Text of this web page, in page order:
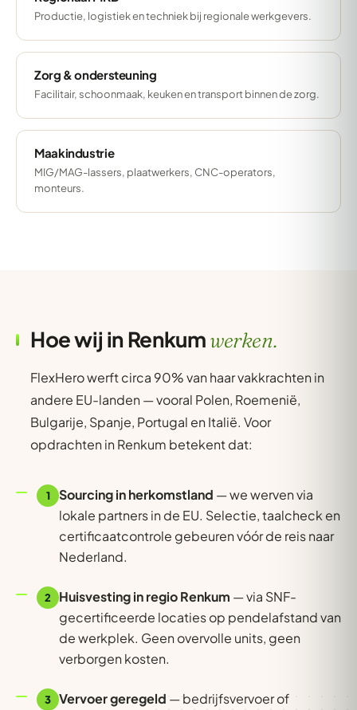
Productie, logistiek en techniek bij regionale werkgevers.
Zorg & ondersteuning
Facilitair, schoonmaak, keuken en transport binnen de zorg.
Maakindustrie
MIG/MAG-lassers, plaatwerkers, CNC-operators,
monteurs.
Hoe wij in Renkumwerken.
FlexHero werft circa 90% van haar vakkrachten in
andere EU-landen — vooral Polen, Roemenië,
Bulgarije, Spanje, Portugal en Italië. Voor
opdrachten in Renkum betekent dat:
1 Sourcing in herkomstland — we werven via
lokale partners in de EU. Selectie, taalcheck en
certificaatcontrole gebeuren vóór de reis naar
Nederland.
2 Huisvesting in regio Renkum — via SNF-
gecertificeerde locaties op pendelafstand van
de werkplek. Geen overvolle units, geen
verborgen kosten.
3 Vervoer geregeld — bedrijfsvervoer of